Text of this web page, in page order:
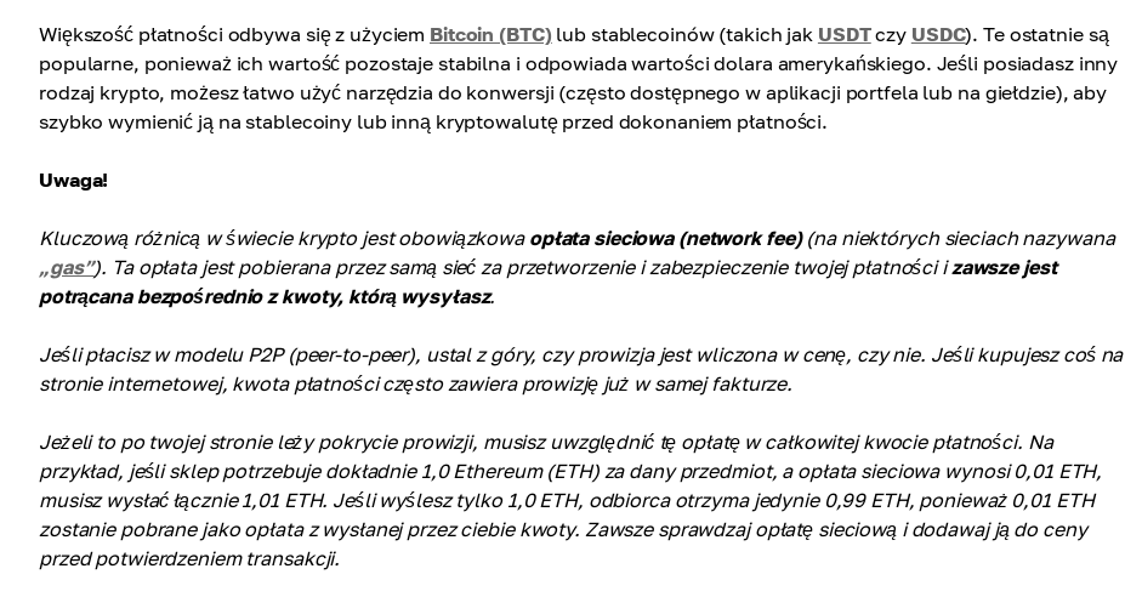
Większość płatności odbywa się z użyciem Bitcoin (BTC) lub stablecoinów (takich jak USDTczy USDC). Te ostatnie są
popularne, ponieważ ich wartość pozostaje stabilna i odpowiada wartości dolara amerykańskiego. Jeśli posiadasz inny
rodzaj krypto, możesz łatwo użyć narzędzia do konwersji (często dostępnego w aplikacji portfela lub na giełdzie), aby
szybko wymienić ją na stablecoiny lub inną kryptowalutę przed dokonaniem płatności.
Uwaga!
Kluczową różnicą w świecie krypto jest obowiązkowa opłata sieciowa (network fee)(na niektórych sieciach nazywana
„gas”). Ta opłata jest pobierana przez samą sieć za przetworzenie i zabezpieczenie twojej płatności izawsze jest
potrącana bezpośrednio z kwoty, którą wysyłasz.
Jeśli płacisz w modelu P2P (peer-to-peer), ustal z góry, czy prowizja jest wliczona w cenę, czy nie. Jeśli kupujesz coś na
stronie internetowej, kwota płatności często zawiera prowizję już w samej fakturze.
Jeżeli to po twojej stronie leży pokrycie prowizji, musisz uwzględnić tę opłatę w całkowitej kwocie płatności. Na
przykład, jeśli sklep potrzebuje dokładnie 1,0 Ethereum (ETH) za dany przedmiot, a opłata sieciowa wynosi 0,01 ETH,
musisz wysłać łącznie 1,01 ETH. Jeśli wyślesz tylko 1,0 ETH, odbiorca otrzyma jedynie 0,99 ETH, ponieważ 0,01 ETH
zostanie pobrane jako opłata z wysłanej przez ciebie kwoty. Zawsze sprawdzaj opłatę sieciową i dodawaj ją do ceny
przed potwierdzeniem transakcji.